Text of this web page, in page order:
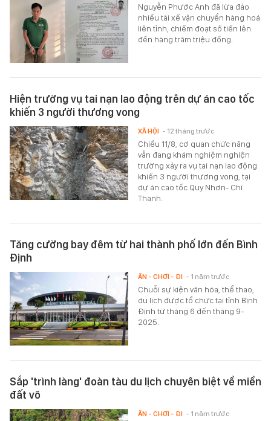
Nguyễn Phước Anh đã lừa đảo
nhiều tài xế vận chuyển hàng hoá
liên tỉnh, chiếm đoạt số tiền lên
đến hàng trăm triệu đồng.
Hiện trường vụ tai nạn lao động trên dự án cao tốc
khiến 3 người thương vong
Chiều 11/8, cơ quan chức năng
vẫn đang khám nghiệm nghiện
trường xảy ra vụ tai nạn lao động
khiến 3 người thương vong, tại
dự án cao tốc Quy Nhơn- Chí
Thạnh.
XÃ HỘI - 12 tháng trước
Tăng cường bay đêm từ hai thành phố lớn đến Bình
Định
Chuỗi sự kiện văn hóa, thể thao,
du lịch được tổ chức tại tỉnh Bình
Định từ tháng 6 đến tháng 9-
2025.
ĂN - CHƠI - ĐI - 1 năm trước
Sắp 'trình làng' đoàn tàu du lịch chuyên biệt về miền
đất võ
ĂN - CHƠI - ĐI - 1 năm trước